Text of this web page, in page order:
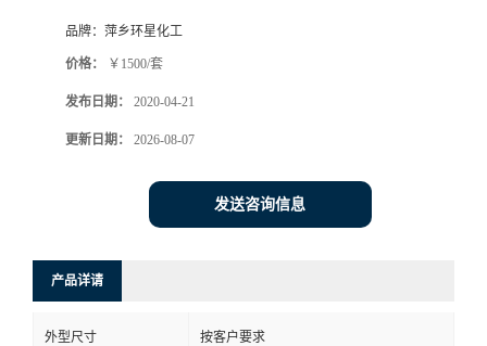
品牌： 萍乡环星化工
价格： ￥1500/套
发布日期： 2020-04-21
更新日期： 2026-08-07
发送咨询信息
产品详请
外型尺寸 按客户要求